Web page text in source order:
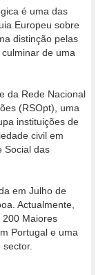
é uma das
Europeu sobre
distinção pelas
de uma
da Rede Nacional
(RSOpt), uma
instituições de
civil em
Social das
em Julho de
Actualmente,
200 Maiores
Portugal e uma